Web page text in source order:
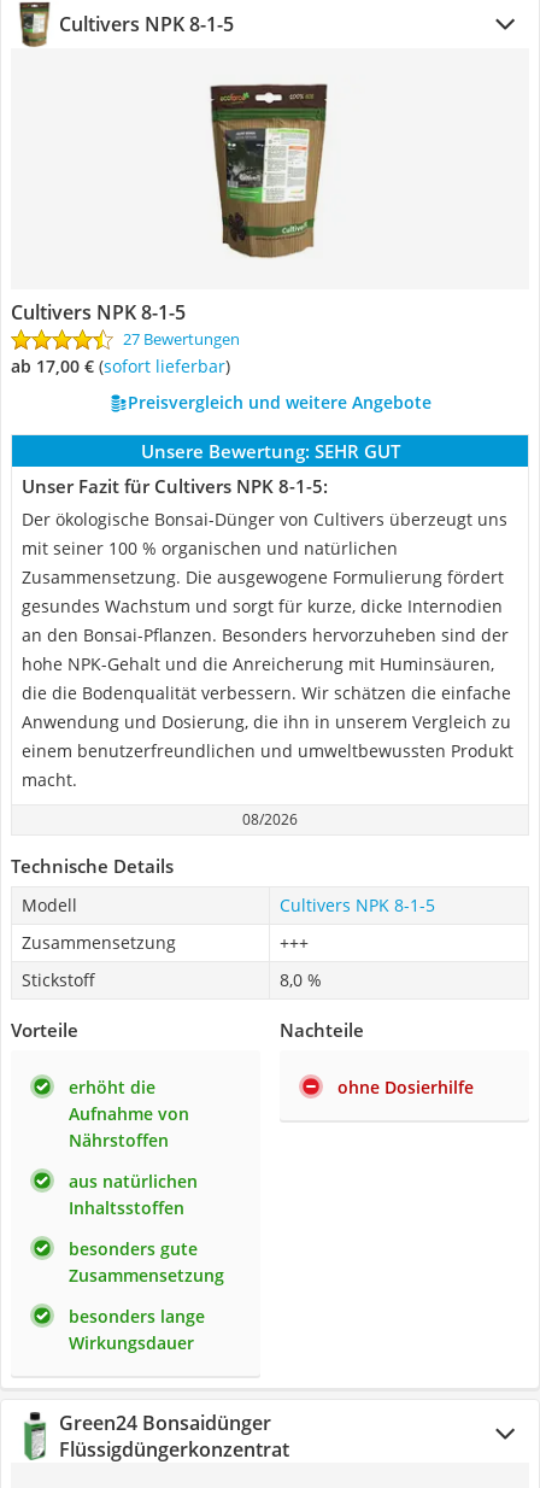
Cultivers ‎NPK 8-1-5
Cultivers ‎NPK 8-1-5
27 Bewertungen
ab 17,00 € ( Sofort lieferbar)
Preisvergleich und weitere Angebote
Unsere Bewertung: SEHR GUT
Unser Fazit für Cultivers ‎NPK 8-1-5:
Der ökologische Bonsai-Dünger von Cultivers überzeugt uns
mit seiner 100 % organischen und natürlichen
Zusammensetzung. Die ausgewogene Formulierung fördert
gesundes Wachstum und sorgt für kurze, dicke Internodien
an den Bonsai-Pflanzen. Besonders hervorzuheben sind der
hohe NPK-Gehalt und die Anreicherung mit Huminsäuren,
die die Bodenqualität verbessern. Wir schätzen die einfache
Anwendung und Dosierung, die ihn in unserem Vergleich zu
einem benutzerfreundlichen und umweltbewussten Produkt
macht.
08/2026
Technische Details
Modell
Cultivers ‎NPK 8-1-5
Zusammensetzung
+++
Stickstoff
8,0 %
Vorteile
erhöht die
Aufnahme von
Nährstoffen
aus natürlichen
Inhaltsstoffen
besonders gute
Zusammensetzung
besonders lange
Wirkungsdauer
Nachteile
ohne Dosierhilfe
Green24 Bonsaidünger
Flüssigdüngerkonzentrat